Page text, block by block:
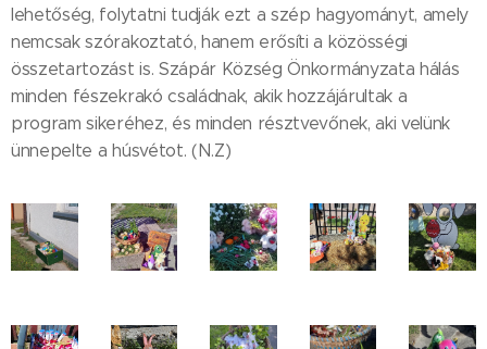
lehetőség, folytatni tudják ezt a szép hagyományt, amely
nemcsak szórakoztató, hanem erősíti a közösségi
összetartozást is. Szápár Község Önkormányzata hálás
minden fészekrakó családnak, akik hozzájárultak a
program sikeréhez, és minden résztvevőnek, aki velünk
ünnepelte a húsvétot. (N.Z)